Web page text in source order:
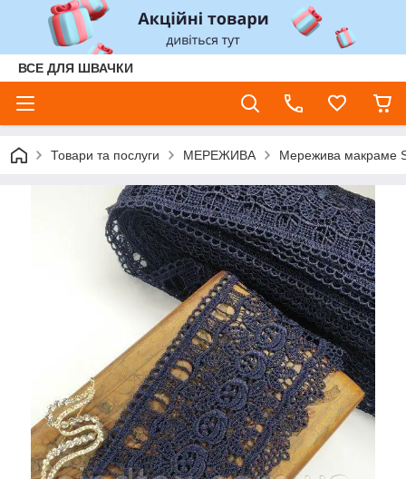
ВСЕ ДЛЯ ШВАЧКИ
Товари та послуги МЕРЕЖИВА Мережива макраме